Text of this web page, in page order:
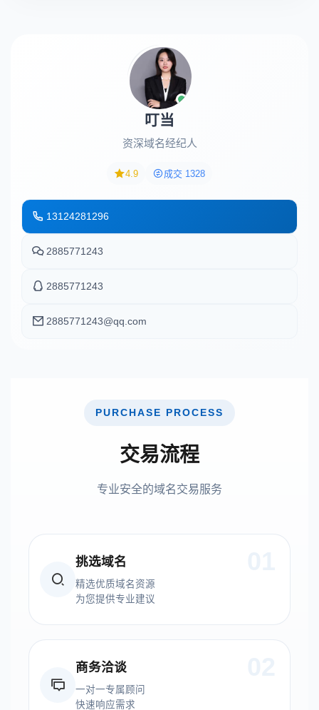
叮当
资深域名经纪人
4.9 成交 1328
13124281296
2885771243
2885771243
2885771243@qq.com
PURCHASE PROCESS
交易流程
专业安全的域名交易服务
挑选域名
精选优质域名资源
为您提供专业建议
商务洽谈
一对一专属顾问
快速响应需求